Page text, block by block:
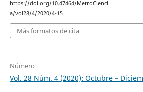
https://doi.org/10.47464/MetroCienci
a/vol28/4/2020/4-15
Más formatos de cita
Número
Vol. 28 Núm. 4 (2020): Octubre –